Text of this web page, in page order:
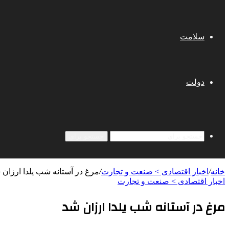
سلامت
دولت
خانه/ اخبار اقتصادی > صنعت و تجارت/مرغ در آستانه شب یلدا
اخبار اقتصادی > صنعت و تجارت
مرغ در آستانه شب یلدا ارزان شد